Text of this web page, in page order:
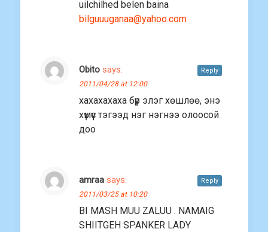
uilchilhed belen baina
bilguuuganaa@yahoo.com
Obito says:
2011/04/28 at 12:00
хахахахаха бүүр элэг хөшлөө, энэ
хүмүүс тэгээд нэг нэгнээ олоосой
доо
Reply
amraa says:
2011/03/25 at 10:20
BI MASH MUU ZALUU . NAMAIG
SHIITGEH SPANKER LADY
Reply